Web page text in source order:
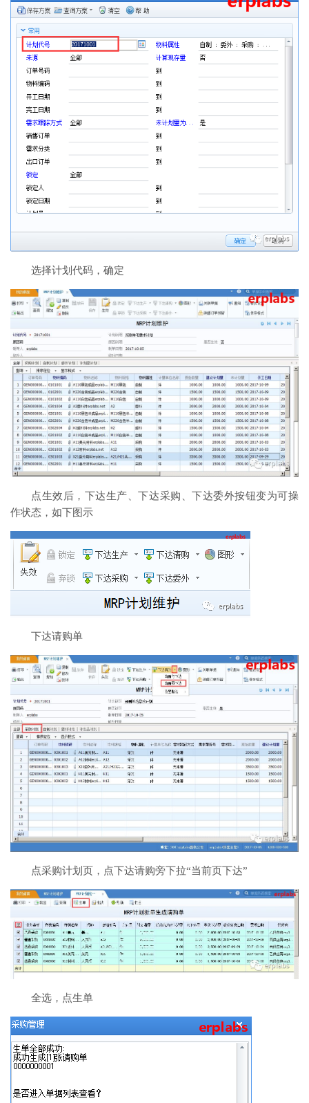
选择计划代码，确定
点生效后，下达生产、下达采购、下达委外按钮变为可操
作状态，如下图示
下达请购单
点采购计划页，点下达请购旁下拉“当前页下达”
全选，点生单